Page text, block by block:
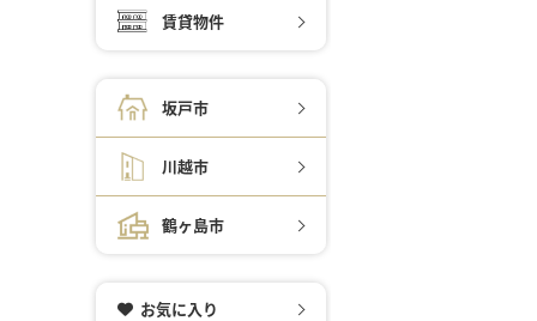
賃貸物件
坂戸市
川越市
鶴ヶ島市
お気に入り